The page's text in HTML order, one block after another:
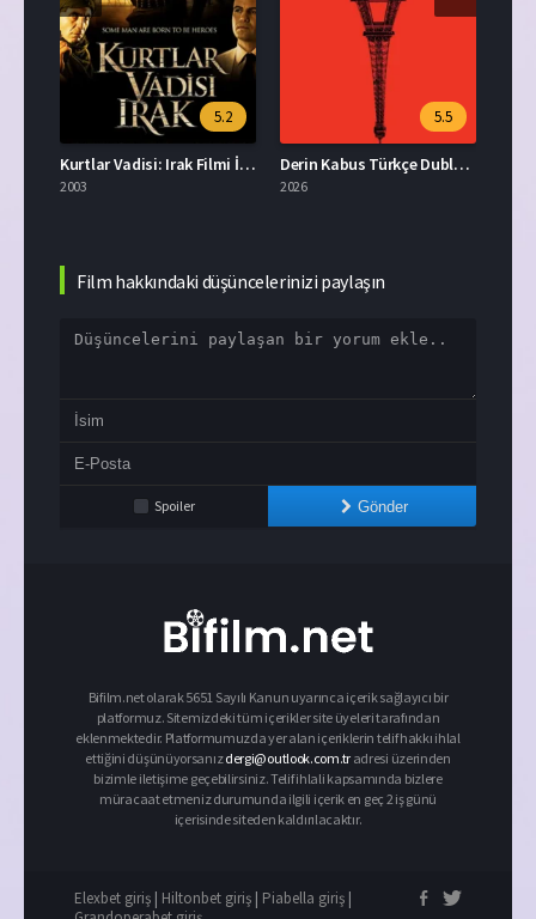
5.2
Kurtlar Vadisi: Irak Filmi İzle
2003
5.5
Derin Kabus Türkçe Dublaj İzle
2026
Film hakkındaki düşüncelerinizi paylaşın
Spoiler Gönder
Bifilm.net olarak 5651 Sayılı Kanun uyarınca içerik sağlayıcı bir
platformuz. Sitemizdeki tüm içerikler site üyeleri tarafından
eklenmektedir. Platformumuzda yer alan içeriklerin telif hakkı ihlal
ettiğini düşünüyorsanızdergi@outlook.com.tr adresi üzerinden
bizimle iletişime geçebilirsiniz. Telif ihlali kapsamında bizlere
müracaat etmeniz durumunda ilgili içerik en geç 2 iş günü
içerisinde siteden kaldırılacaktır.
Elexbet giriş | Hiltonbet giriş | Piabella giriş |